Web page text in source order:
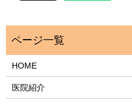
HOME
医院紹介